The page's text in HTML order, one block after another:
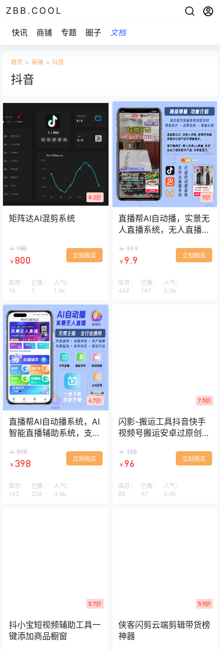
ZBB.COOL
快讯 商铺 专题 圈子 文档
首页 > 商铺 > 抖音
抖音
8.2折
矩阵达AI混剪系统
￥ 980
￥ 800 立刻购买
库存：
16
已售：
7
人气：
1.3k
5折
直播帮AI自动播，实景无
人直播系统，无人直播软
￥ 19.9
￥ 9.9 立刻购买
库存：
458
已售：
147
人气：
3.3k
6.7折
直播帮AI自动播系统，AI
智能直播辅助系统，支持
￥ 598
￥ 398 立刻购买
库存：
742
已售：
259
人气：
3.6k
7.5折
闪影-搬运工具抖音快手
视频号搬运安卓过原创神
￥ 128
￥ 96 立刻购买
库存：
88
已售：
67
人气：
3.4k
5.7折
抖小宝短视频辅助工具一
键添加商品橱窗
5.5折
侠客闪剪云端剪辑带货榜
神器